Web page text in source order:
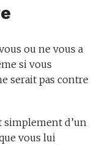
ou ne vous a
si vous
serait pas contre
simplement d’un
vous lui